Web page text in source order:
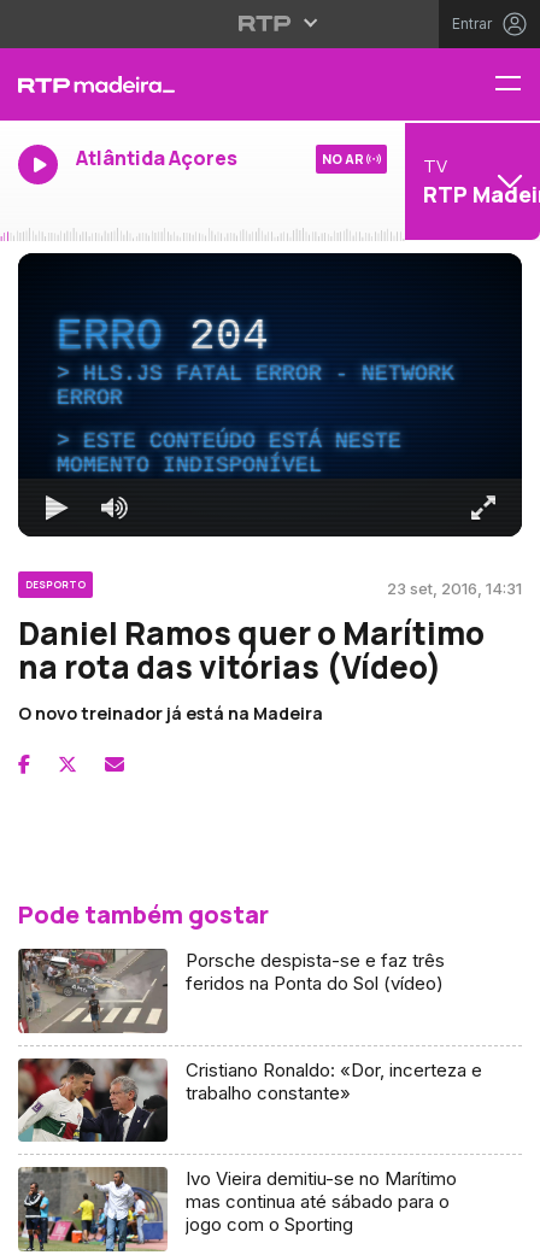
Entrar
Atlântida Açores NO AR TV
RTP
ERRO204
HLS.JS FATAL ERROR - NETWORK
ERROR
ESTE CONTEÚDO ESTÁ NESTE
MOMENTO INDISPONÍVEL
DESPORTO 23 set, 2016, 14:31
Daniel Ramos quer o Marítimo
na rota das vitórias (Vídeo)
O novo treinador já está na Madeira
Pode também gostar
Porsche despista-se e faz três
feridos na Ponta do Sol (vídeo)
Cristiano Ronaldo: «Dor, incerteza e
trabalho constante»
Ivo Vieira demitiu-se no Marítimo
mas continua até sábado para o
jogo com o Sporting